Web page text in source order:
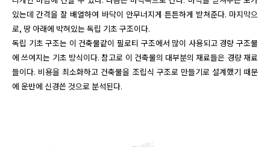
있는데 간격을 잘 배열하여 바닥이 안무너지게 튼튼하게 받쳐준다. 마지막으
로, 땅 아래에 박혀있는 독립 기초 구조이다.
독립 기초 구조는 이 건축물같이 필로티 구조에서 많이 사용되고 경량 구조물
에 쓰여지는 기초 방식이다. 참고로 이 건축물의 대부분의 재료들은 경량 재료
들이다. 비용을 최소화하고 건축물을 조립식 구조로 만들기로 설계했기 때문
에 운반에 신경쓴 것으로 분석된다.